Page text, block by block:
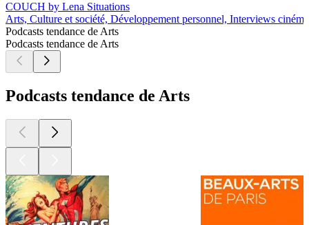
COUCH by Lena Situations
Arts, Culture et société, Développement personnel, Interviews
Podcasts tendance de Arts
Podcasts tendance de Arts
Podcasts tendance de Arts